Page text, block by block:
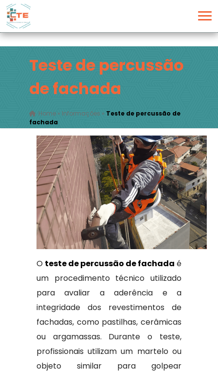
Teste de percussão
de fachada
Home» Informações » Teste de percussão de
fachada
O teste de percussão de fachada é
um procedimento técnico utilizado
para avaliar a aderência e a
integridade dos revestimentos de
fachadas, como pastilhas, cerâmicas
ou argamassas. Durante o teste,
profissionais utilizam um martelo ou
objeto similar para golpear